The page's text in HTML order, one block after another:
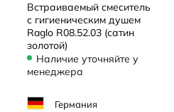
Встраиваемый смеситель
с гигиеническим душем
Raglo R08.52.03 (сатин
золотой)
Наличие уточняйте у
менеджера
Германия